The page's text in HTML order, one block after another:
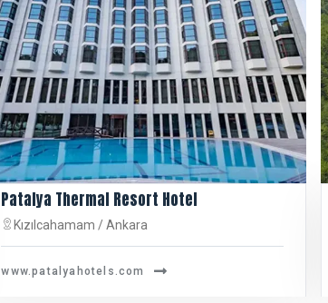
Patalya Thermal Resort Hotel
Kızılcahamam / Ankara
www.patalyahotels.com